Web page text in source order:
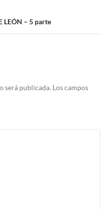
LEÓN – 5 parte
será publicada. Los campos